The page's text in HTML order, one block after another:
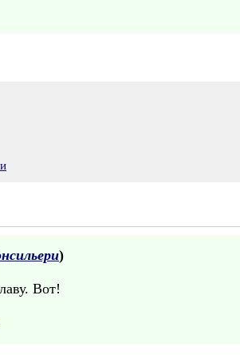
)
Вот!